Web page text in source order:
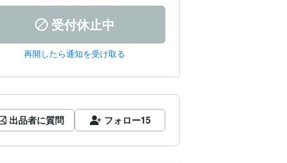
受付休止中
再開したら通知を受け取る
出品者に質問 フォロー15